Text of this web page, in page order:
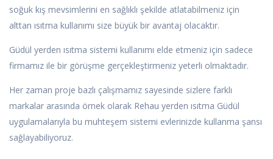
soğuk kış mevsimlerini en sağlıklı şekilde atlatabilmeniz için
alttan ısıtma kullanımı size büyük bir avantaj olacaktır.
Güdül yerden ısıtma sistemi kullanımı elde etmeniz için sadece
firmamız ile bir görüşme gerçekleştirmeniz yeterli olmaktadır.
Her zaman proje bazlı çalışmamız sayesinde sizlere farklı
markalar arasında örnek olarak Rehau yerden ısıtma Güdül
uygulamalarıyla bu muhteşem sistemi evlerinizde kullanma şansı
sağlayabiliyoruz.